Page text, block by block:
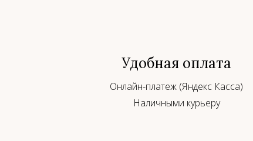
Удобная оплата
Онлайн-платеж (Яндекс Касса)
Наличными курьеру